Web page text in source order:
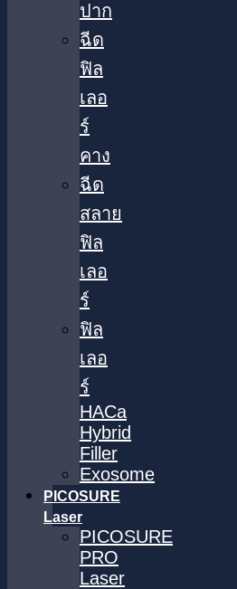
ปาก
ฉีด
ฟิล
เลอ
ร์
คาง
ฉีด
สลาย
ฟิล
เลอ
ร์
ฟิล
เลอ
ร์
HACa
Hybrid
Filler
Exosome
PICOSURE
Laser
PICOSURE
PRO
Laser